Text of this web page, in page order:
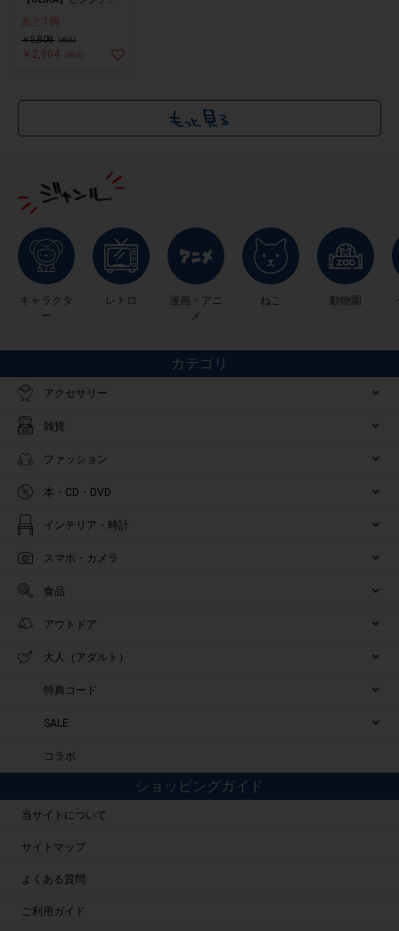
イ
あと1個
￥5,808 (税込)
￥2,904 (税込)
キャラクタ
ー
レトロ
漫画・アニ
メ
ねこ 動物園
カテゴリ
アクセサリー
雑貨
ファッション
本・CD・DVD
インテリア・時計
スマホ・カメラ
食品
アウトドア
大人（アダルト）
特典コード
SALE
コラボ
ショッピングガイド
当サイトについて
サイトマップ
よくある質問
ご利用ガイド